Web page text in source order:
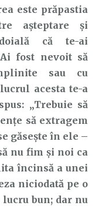
este prăpastia
așteptare și
că te-ai
fost nevoit să
sau cu
acesta te-a
„Trebuie să
să extragem
găsește în ele –
nu fim și noi ca
încinsă a unei
niciodată pe o
bun; dar nu